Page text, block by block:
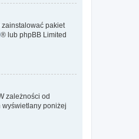
zainstalować pakiet
® lub phpBB Limited
zależności od
wyświetlany poniżej